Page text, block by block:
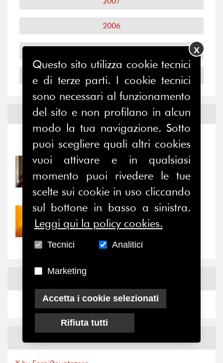
2006
2004
Notizie edEventi
Notizie-Eventi
31/07/2026
Prima della pausa estiva,
il valore di...
Nove anni dopo la
“grande cecità”: la...
News
Questo sito utilizza cookie tecnici
e di terze parti. I cookie tecnici
sono necessari al funzionamento
del sito e non profilano in alcun
modo la tua navigazione. Sotto
puoi scegliere quali altri cookies
vuoi attivare e in qualsiasi
momento puoi rivedere le tue
scelte sui cookie in uso cliccando
sul bottone in basso a sinistra.
Leggi qui la policy cookies.
Tecnici Analitici
Marketing
Accetta i cookie selezionati
Rifiuta tutti
X